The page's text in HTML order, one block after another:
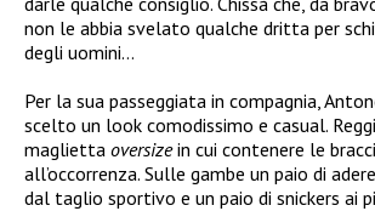
non le abbia svelato qualche dritta per
degli uomini…
Per la sua passeggiata in compagnia,
scelto un look comodissimo e casual.
maglietta oversizein cui contenere le
all’occorrenza. Sulle gambe un paio di
dal taglio sportivo e un paio di snickers ai